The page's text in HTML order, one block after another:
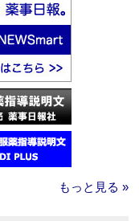
もっと見る »